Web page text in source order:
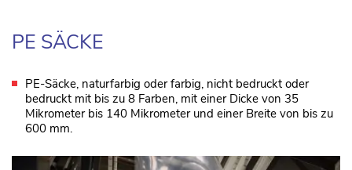
PE SÄCKE
PE-Säcke, naturfarbig oder farbig, nicht bedruckt oder
bedruckt mit bis zu 8 Farben, mit einer Dicke von 35
Mikrometer bis 140 Mikrometer und einer Breite von bis zu
600 mm.